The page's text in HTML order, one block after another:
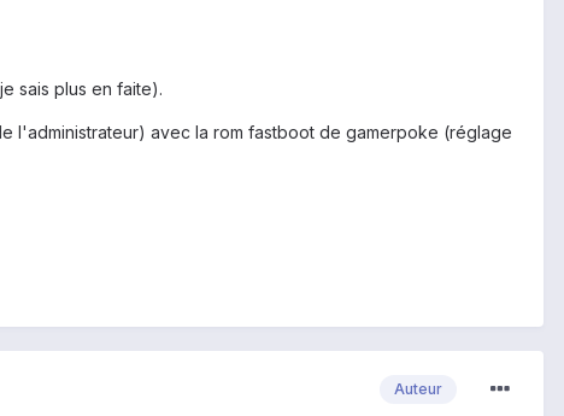
sais plus en faite).
l'administrateur) avec la rom fastboot de gamerpoke (réglage
Auteur